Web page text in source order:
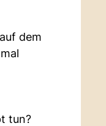
dem
tun?